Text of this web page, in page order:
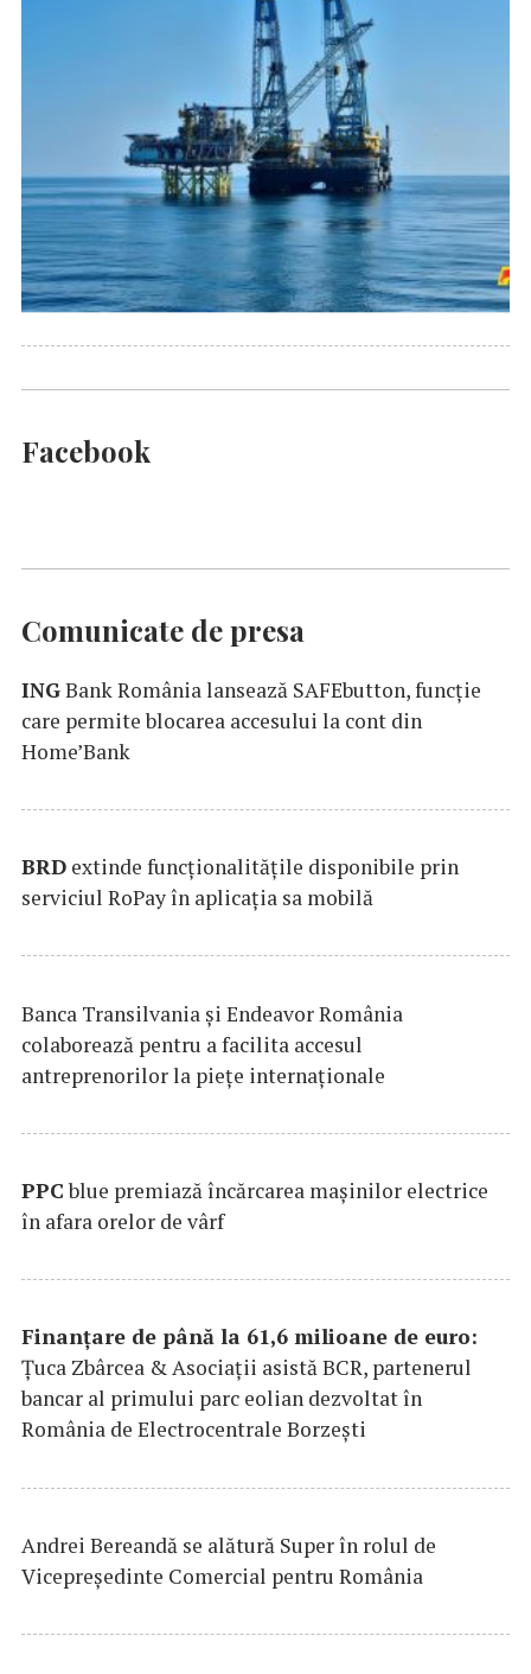
Facebook
Comunicate de presa
INGBank România lansează SAFEbutton, funcţie
care permite blocarea accesului la cont din
Home’Bank
BRD extinde funcţionalităţile disponibile prin
serviciul RoPay în aplicaţia sa mobilă
Banca Transilvania şi Endeavor România
colaborează pentru a facilita accesul
antreprenorilor la pieţe internaţionale
PPCblue premiază încărcarea maşinilor electrice
în afara orelor de vârf
Finanțare de până la 61,6 milioane de euro:
Țuca Zbârcea & Asociații asistă BCR, partenerul
bancar al primului parc eolian dezvoltat în
România de Electrocentrale Borzești
Andrei Bereandă se alătură Super în rolul de
Vicepreședinte Comercial pentru România